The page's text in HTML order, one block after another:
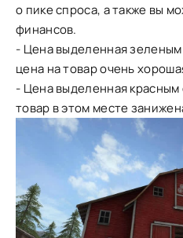
о пике спроса, а также вы
финансов.
- Цена выделенная зеленым
цена на товар очень
- Цена выделенная красным
товар в этом месте